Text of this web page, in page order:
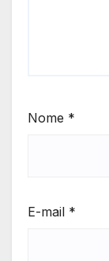
Nome *
E-mail *